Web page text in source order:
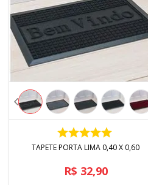
COMPRAR
TAPETE PORTA LIMA 0,40 X 0,60
R$ 32,90